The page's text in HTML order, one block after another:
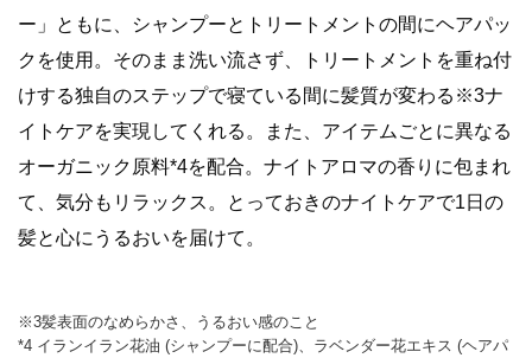
ー」ともに、シャンプーとトリートメントの間にヘアパッ
クを使用。そのまま洗い流さず、トリートメントを重ね付
けする独自のステップで寝ている間に髪質が変わる※3ナ
イトケアを実現してくれる。また、アイテムごとに異なる
オーガニック原料*4を配合。ナイトアロマの香りに包まれ
て、気分もリラックス。とっておきのナイトケアで1日の
髪と心にうるおいを届けて。
※3髪表面のなめらかさ、うるおい感のこと
*4 イランイラン花油 (シャンプーに配合)、ラベンダー花エキス (ヘアパ